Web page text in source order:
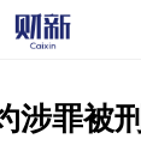
涉罪被